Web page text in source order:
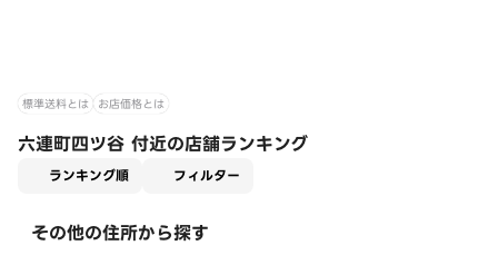
標準送料とは お店価格とは
六連町四ツ谷 付近の店舗ランキング
ランキング順 フィルター
その他の住所から探す